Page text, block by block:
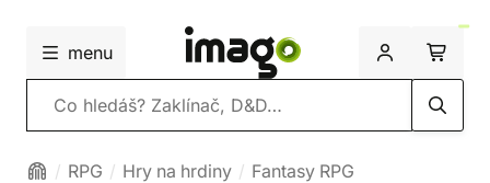
menu
Vyhledávání
RPG Hry na hrdiny Fantasy RPG